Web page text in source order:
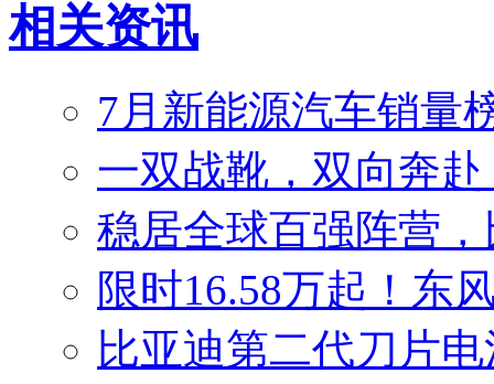
相关资讯
7月新能源汽车销量
一双战靴，双向奔
稳居全球百强阵营
限时16.58万起！东
比亚迪第二代刀片